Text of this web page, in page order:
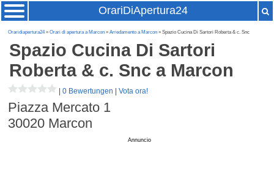
OrariDiApertura24
Oraridiapertura24»Orari di apertura a Marcon »Arredamento a Marcon » Spazio Cucina Di Sartori Roberta & c. Snc
Spazio Cucina Di Sartori
Roberta & c. Snc a Marcon
|0 Bewertungen |Vota ora!
Piazza Mercato 1
30020 Marcon
Annuncio